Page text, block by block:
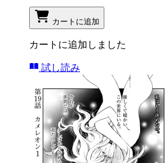
カートに追加
カートに追加しました
試し読み